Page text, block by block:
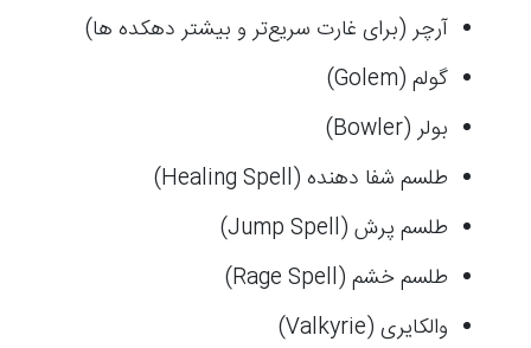
آرچر (برای غارت سریع‌تر و بیشتر دهکده ها)
گولم (Golem)
بولر (Bowler)
طلسم شفا دهنده (Healing Spell)
طلسم پرش (Jump Spell)
طلسم خشم (Rage Spell)
والکایری (Valkyrie)